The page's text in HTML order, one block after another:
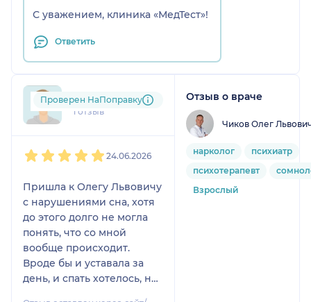
С уважением, клиника «МедТест»!
Ответить
mar....@....ru
1 отзыв
Проверен НаПоправку
24.06.2026
Пришла к Олегу Львовичу
с нарушениями сна, хотя
до этого долго не могла
понять, что со мной
вообще происходит.
Вроде бы и уставала за
день, и спать хотелось, но
Отзыв о враче
Чиков Олег
нарколог
психиатр
психотерапевт
Взрослый